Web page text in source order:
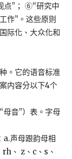
点”； ⑥“研究中
作”。这些原则
际化、大众化和
。它的语音标准
内容分以下4个
音”）表。字母
a.声母跟韵母相
、 z、c、s、